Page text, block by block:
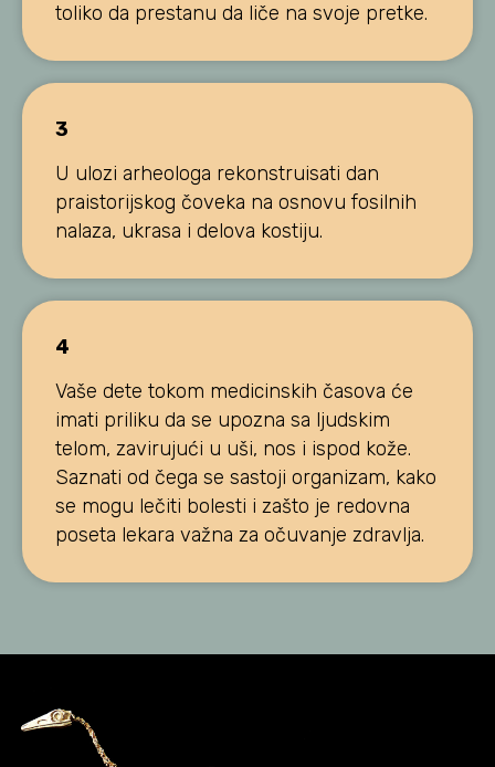
toliko da prestanu da liče na svoje pretke.
3
U ulozi arheologa rekonstruisati dan
praistorijskog čoveka na osnovu fosilnih
nalaza, ukrasa i delova kostiju.
4
Vaše dete tokom medicinskih časova će
imati priliku da se upozna sa ljudskim
telom, zavirujući u uši, nos i ispod kože.
Saznati od čega se sastoji organizam, kako
se mogu lečiti bolesti i zašto je redovna
poseta lekara važna za očuvanje zdravlja.